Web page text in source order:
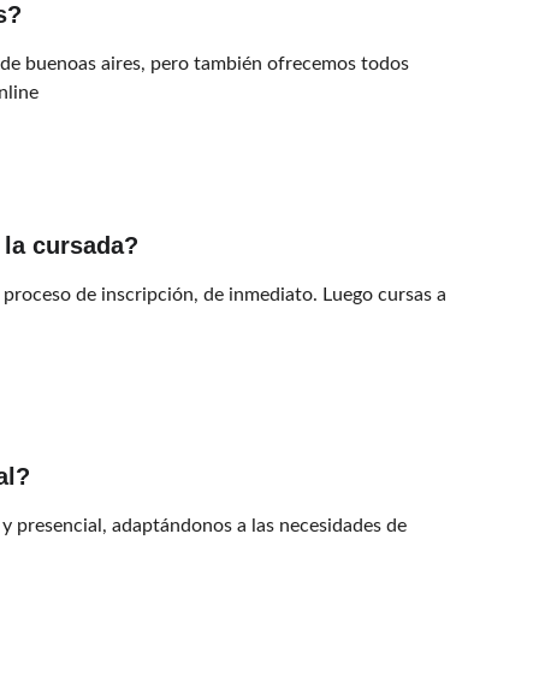
cursada?
presencial, adaptándonos a las necesidades de
buenoas aires, pero también ofrecemos todos
de inscripción, de inmediato. Luego cursas a